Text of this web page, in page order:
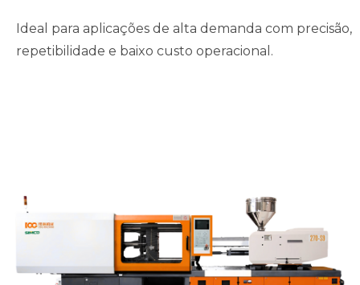
Ideal para aplicações de alta demanda com precisão,
repetibilidade e baixo custo operacional.